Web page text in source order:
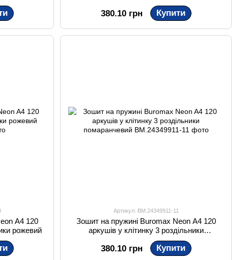
380.10 грн Купити
A4 120
рожевий
Артикул: BM.24349911-11
Зошит на пружині Buromax Neon A4 120
аркушів у клітинку 3 роздільники
помаранчевий
380.10 грн Купити